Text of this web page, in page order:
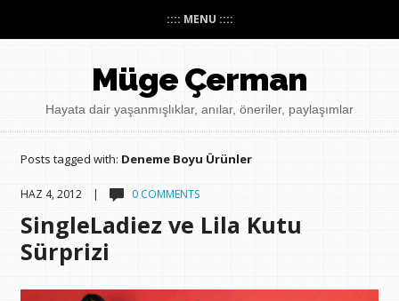
:::: MENU ::::
Müge Çerman
Hayata dair yaşanmışlıklar, anılar, öneriler, paylaşımlar
Posts tagged with: Deneme Boyu Ürünler
HAZ 4, 2012 | 0 COMMENTS
SingleLadiez ve Lila Kutu
Sürprizi